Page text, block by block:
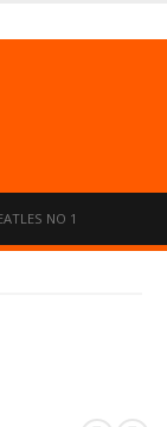
NO 1